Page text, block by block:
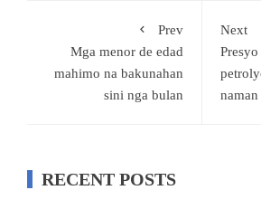
Prev
Mga menor de edad
mahimo na bakunahan
sini nga bulan
Next
naman
RECENT POSTS